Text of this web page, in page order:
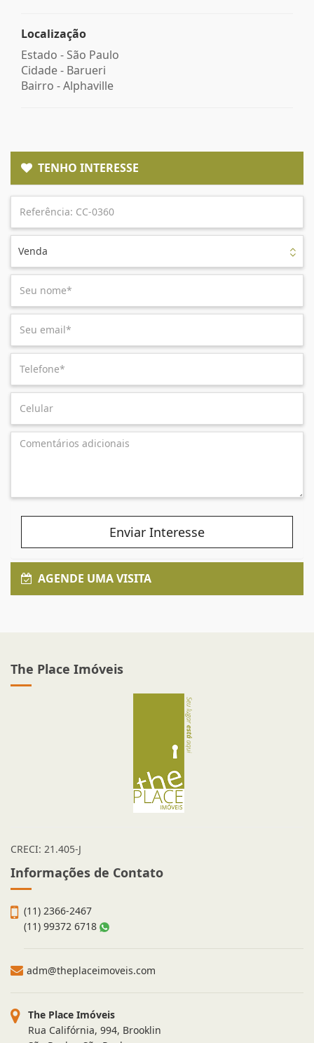
Localização
Estado - São Paulo
Cidade - Barueri
Bairro -Alphaville
TENHO INTERESSE
Venda
Enviar Interesse
AGENDE UMA VISITA
The Place Imóveis
CRECI: 21.405-J
Informações de Contato
(11) 2366-2467
(11) 99372 6718
adm@theplaceimoveis.com
The Place Imóveis
Rua Califórnia, 994, Brooklin